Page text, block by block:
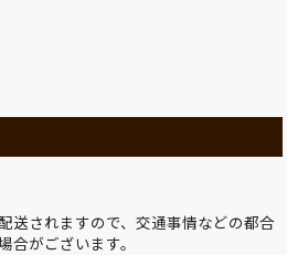
送されますので、交通事情などの都合
合がございます。